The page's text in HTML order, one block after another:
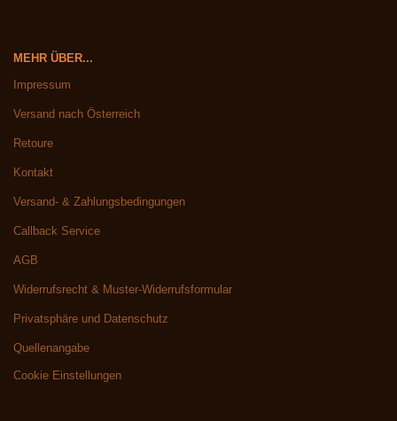
MEHR ÜBER...
Impressum
Versand nach Österreich
Retoure
Kontakt
Versand- & Zahlungsbedingungen
Callback Service
AGB
Widerrufsrecht & Muster-Widerrufsformular
Privatsphäre und Datenschutz
Quellenangabe
Cookie Einstellungen